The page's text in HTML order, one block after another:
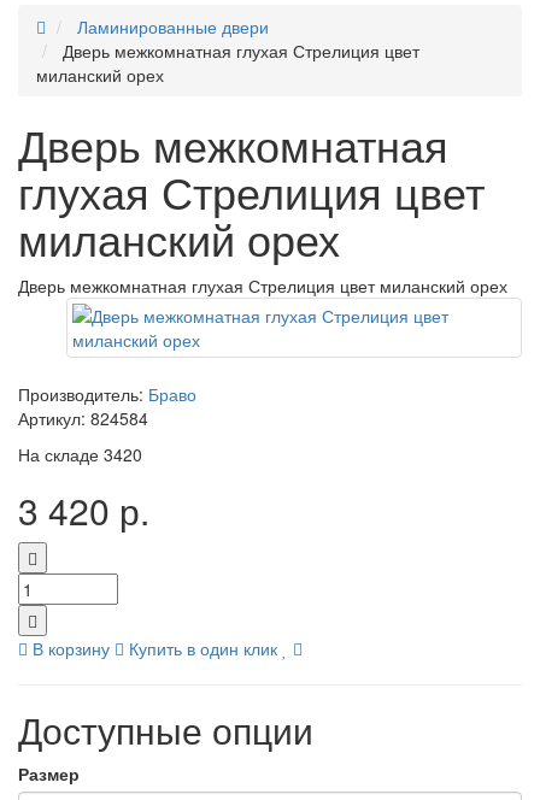
Ламинированные двери
Дверь межкомнатная глухая Стрелиция цвет
миланский орех
Дверь межкомнатная
глухая Стрелиция цвет
миланский орех
Дверь межкомнатная глухая Стрелиция цвет миланский орех
Производитель: Браво
Артикул: 824584
На складе 3420
3 420 р.
В корзину Купить в один клик
Доступные опции
Размер